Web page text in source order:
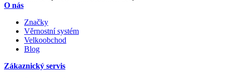
O nás
Značky
Věrnostní systém
Velkoobchod
Blog
Zákaznický servis